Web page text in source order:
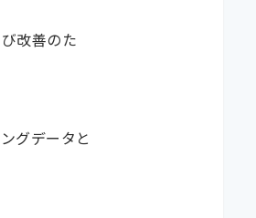
改善のた
グデータと